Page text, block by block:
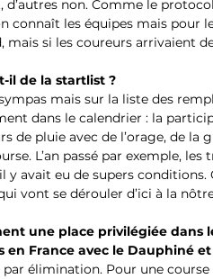
d’autres non. Comme le
connaît les équipes mais pour
mais si les coureurs arrivaient
il de la startlist ?
mais sur la liste des
dans le calendrier : la
de pluie avec de l’orage, de
L’an passé par exemple,
y avait eu de supers
vont se dérouler d’ici à la
une place privilégiée dans
en France avec le Dauphiné
par élimination. Pour une